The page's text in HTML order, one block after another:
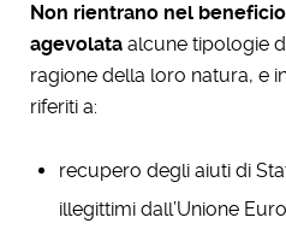
Non rientrano nel
agevolata alcune tipologie
ragione della loro natura, e
riferiti a:
recupero degli aiuti di
illegittimi dall’Unione